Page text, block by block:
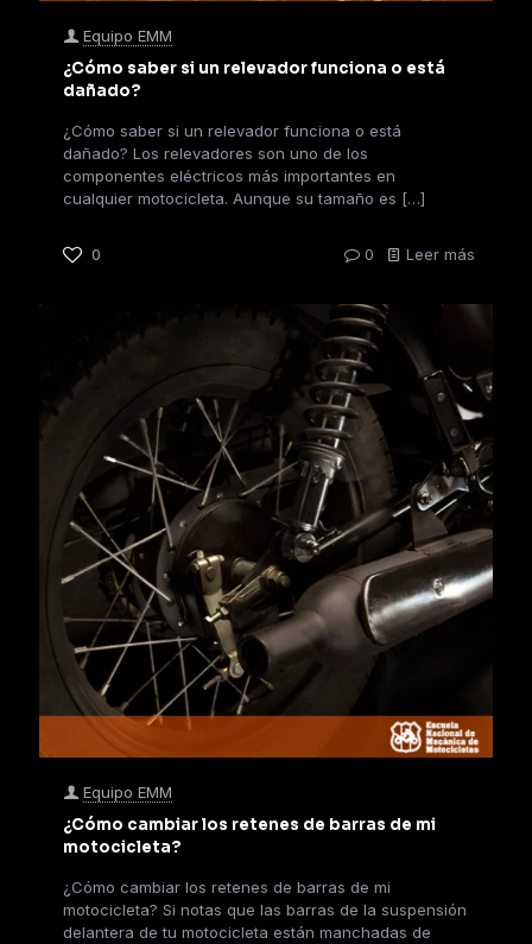
Equipo EMM
¿Cómo saber si un relevador funciona o está
dañado?
¿Cómo saber si un relevador funciona o está
dañado? Los relevadores son uno de los
componentes eléctricos más importantes en
cualquier motocicleta. Aunque su tamaño es […]
0 0 Leer más
Equipo EMM
¿Cómo cambiar los retenes de barras de mi
motocicleta?
¿Cómo cambiar los retenes de barras de mi
motocicleta? Si notas que las barras de la suspensión
delantera de tu motocicleta están manchadas de